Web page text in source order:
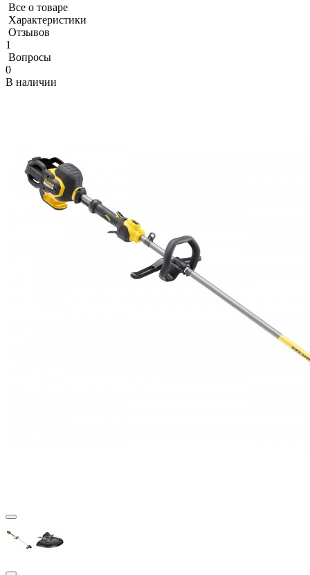
Все о товаре
Характеристики
Отзывов
1
Вопросы
0
В наличии